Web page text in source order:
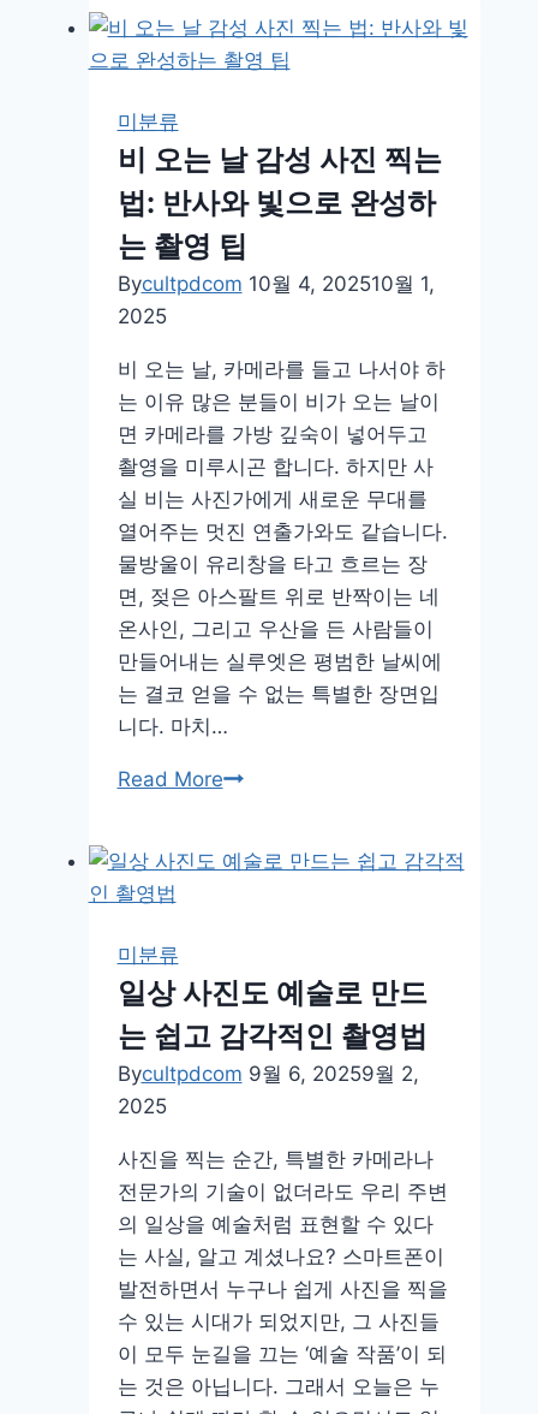
진
의
이
렇
게
세
요!
촬
영
부
터
편
집
까
지
완
이
미분류
비 오는 날 감성 사진 찍는
법: 반사와 빛으로 완성하
는 촬영 팁
Bycultpdcom 10월 4, 202510월 1,
2025
비 오는 날, 카메라를 들고 나서야 하
는 이유 많은 분들이 비가 오는 날이
면 카메라를 가방 깊숙이 넣어두고
촬영을 미루시곤 합니다. 하지만 사
실 비는 사진가에게 새로운 무대를
열어주는 멋진 연출가와도 같습니다.
물방울이 유리창을 타고 흐르는 장
면, 젖은 아스팔트 위로 반짝이는 네
온사인, 그리고 우산을 든 사람들이
만들어내는 실루엣은 평범한 날씨에
는 결코 얻을 수 없는 특별한 장면입
니다. 마치…
Read More비
날
진
찍
는
사
와
빛
으
로
완
성
하
미분류
일상 사진도 예술로 만드
는 쉽고 감각적인 촬영법
Bycultpdcom 9월 6, 20259월 2,
2025
사진을 찍는 순간, 특별한 카메라나
전문가의 기술이 없더라도 우리 주변
의 일상을 예술처럼 표현할 수 있다
는 사실, 알고 계셨나요? 스마트폰이
발전하면서 누구나 쉽게 사진을 찍을
수 있는 시대가 되었지만, 그 사진들
이 모두 눈길을 끄는 ‘예술 작품’이 되
는 것은 아닙니다. 그래서 오늘은 누